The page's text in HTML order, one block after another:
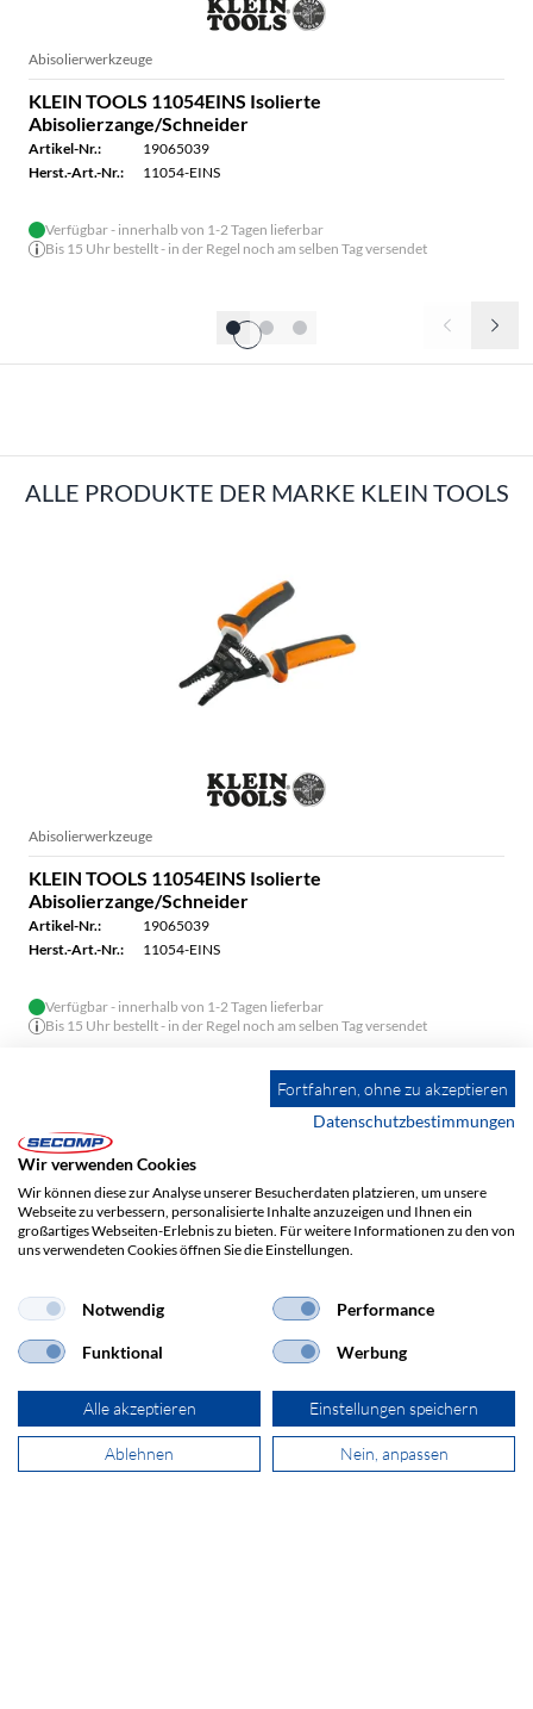
Abisolierwerkzeuge
KLEIN TOOLS 11054EINS Isolierte
Abisolierzange/Schneider
Artikel-Nr.:
19065039
Herst.-Art.-Nr.:
11054-EINS
Verfügbar - innerhalb von 1-2 Tagen lieferbar
Bis 15 Uhr bestellt - in der Regel noch am selben Tag versendet
ALLE PRODUKTE DER MARKE KLEIN TOOLS
Abisolierwerkzeuge
KLEIN TOOLS 11054EINS Isolierte
Abisolierzange/Schneider
Artikel-Nr.:
19065039
Herst.-Art.-Nr.:
11054-EINS
Verfügbar - innerhalb von 1-2 Tagen lieferbar
Bis 15 Uhr bestellt - in der Regel noch am selben Tag versendet
1/8
Alle anzeigen
ADRESSE
SECOMP Electronic Components GmbH
Postfach 43000
1011 Wien
Fortfahren, ohne zu akzeptieren
Datenschutzbestimmungen
Wir verwenden Cookies
Wir können diese zur Analyse unserer Besucherdaten platzieren, um unsere
Webseite zu verbessern, personalisierte Inhalte anzuzeigen und Ihnen ein
großartiges Webseiten-Erlebnis zu bieten. Für weitere Informationen zu den von
uns verwendeten Cookies öffnen Sie die Einstellungen.
Notwendig Performance
Funktional Werbung
Alle akzeptieren Einstellungen speichern
Ablehnen Nein, anpassen